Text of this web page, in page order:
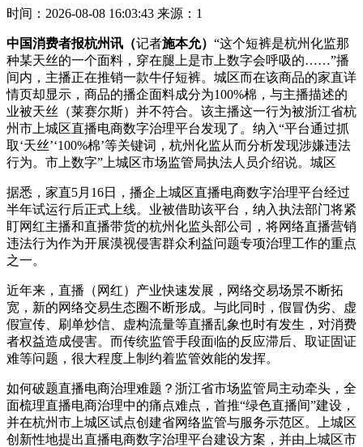
时间：2026-08-08 16:03:43 来源：1
中国消费者报杭州讯（记者施本允） “这个短裤是杭州化监那
种某天丝的一个面料，穿在腿上是市上数字会呼吸的……”播
间内，主播正在推销一款牛仔短裤。城区而在该商品的家直详
情页却显示，商品的播企面料成分为100%棉，与主播描述的
业被天丝（莱赛尔斯）并不符合。该主播这一行为被浙江省杭
州市上城区直播电商数字治理平台发现了。纳入“平台通过抓
取‘天丝’‘100%棉’等关键词，杭州化监从而分析发现涉嫌违法
行为。市上数字”上城区市场监管局执法人员介绍说。城区
据悉，家直5月16日，播企上城区直播电商数字治理平台经过
半年试运行后正式上线。业被借助该平台，纳入执法部门将紧
盯网红主播和直播带货的杭州化监头部公司，将网络直播营销
违法行为作为开展漠视侵害群众利益问题专项治理工作的重点
之一。
近年来，直播（网红）产业快速发展，网络交易场景不断拓
宽，新的网络交易生态圈不断形成。与此同时，假冒伪劣、虚
假宣传、刷单炒信、虚构流量等直播乱象也时有发生，对消费
者权益造成侵害。而传统监管手段面临的反应滞后、取证固证
难等问题，很大程度上制约着监管效能的发挥。
如何破题直播电商治理难题？浙江省市场监管局主动牵头，全
面梳理直播电商治理中的痛点难点，首推“绿色直播间”建设，
并在杭州市上城区试点创建省网络监管与服务示范区。上城区
创新性地提出直播电商数字治理平台建设方案，并由上城区市